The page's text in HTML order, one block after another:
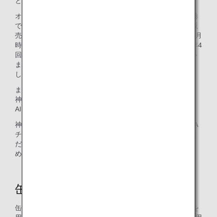
オリジナルデザインの缶バッジとマグネットをANA神戸空港
で働くANAグループ社員が製作し、ガチャガチャに入れて販
売しています。デザインは、現在第4弾の全10種（2022年3月
時点）をご用意しており、新しいデザインへの切り替えは年4
回（4月、7月、10月、1月のそれぞれ月上旬に）実施してい
ます。また、エコの観点から使い終わったカプセルは回収
し、丁寧に除菌を行い、再利用しています。
また、缶バッジ・マグネット製作と販売はANAだけでなく、
神戸空港に就航している提携航空会社のソラシドエアと
AIRDO、神戸市、神戸観光局にもご協力いただいています。
神戸空港にお立ち寄りの際には、ぜひ旅の思い出としてANA
チェックインカウンター前にあるガチャガチャをお楽しみく
ださい。また、今後特別プレゼント企画も計画しているた
め、ぜひお楽しみに。
缶バッジ作りに密着！
缶バッジ製作は4つの工程に分かれており、専用の機械2台を